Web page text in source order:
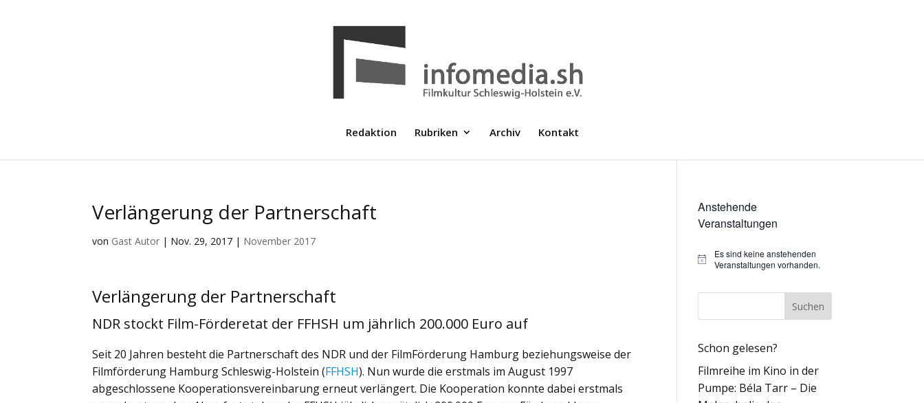
Redaktion Rubriken Archiv Kontakt
Verlängerung der Partnerschaft
von Gast Autor | Nov. 29, 2017 | November 2017
Verlängerung der Partnerschaft
NDR stockt Film-Förderetat der FFHSH um jährlich 200.000 Euro auf
Seit 20 Jahren besteht die Partnerschaft des NDR und der FilmFörderung Hamburg beziehungsweise der
Filmförderung Hamburg Schleswig-Holstein (FFHSH). Nun wurde die erstmals im August 1997
abgeschlossene Kooperationsvereinbarung erneut verlängert. Die Kooperation konnte dabei erstmals
Anstehende
Veranstaltungen
Hinweis
Es sind keine anstehenden
Veranstaltungen vorhanden.
Schon gelesen?
Filmreihe im Kino in der
Pumpe: Béla Tarr – Die